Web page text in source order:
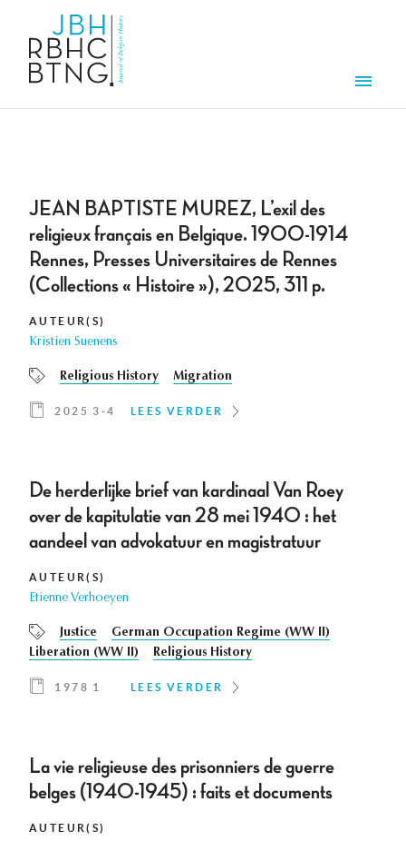
JEAN BAPTISTE MUREZ, L’exil des
religieux français en Belgique. 1900-1914
Rennes, Presses Universitaires de Rennes
(Collections « Histoire »), 2025, 311 p.
AUTEUR(S)
Kristien Suenens
Religious History Migration
2025 3-4 LEES VERDER
De herderlijke brief van kardinaal Van Roey
over de kapitulatie van 28 mei 1940 : het
aandeel van advokatuur en magistratuur
AUTEUR(S)
Etienne Verhoeyen
Justice
German Occupation Regime (WW II)
Liberation (WW II)
Religious History
1978 1 LEES VERDER
La vie religieuse des prisonniers de guerre
belges (1940-1945) : faits et documents
AUTEUR(S)